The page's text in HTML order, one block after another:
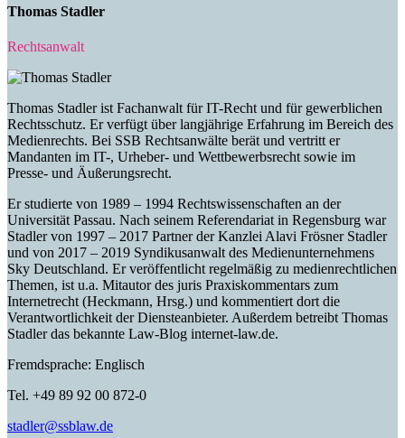
Thomas Stadler
Rechtsanwalt
Thomas Stadler ist Fachanwalt für IT-Recht und für gewerblichen
Rechtsschutz. Er verfügt über langjährige Erfahrung im Bereich des
Medienrechts. Bei SSB Rechtsanwälte berät und vertritt er
Mandanten im IT-, Urheber- und Wettbewerbsrecht sowie im
Presse- und Äußerungsrecht.
Er studierte von 1989 – 1994 Rechtswissenschaften an der
Universität Passau. Nach seinem Referendariat in Regensburg war
Stadler von 1997 – 2017 Partner der Kanzlei Alavi Frösner Stadler
und von 2017 – 2019 Syndikusanwalt des Medienunternehmens
Sky Deutschland. Er veröffentlicht regelmäßig zu medienrechtlichen
Themen, ist u.a. Mitautor des juris Praxiskommentars zum
Internetrecht (Heckmann, Hrsg.) und kommentiert dort die
Verantwortlichkeit der Diensteanbieter. Außerdem betreibt Thomas
Stadler das bekannte Law-Blog internet-law.de.
Fremdsprache: Englisch
Tel. +49 89 92 00 872-0
stadler@ssblaw.de